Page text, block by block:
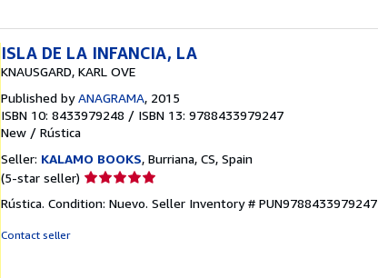
ISLA DE LA INFANCIA, LA
KNAUSGARD, KARL OVE
Published byANAGRAMA, 2015
ISBN 10: 8433979248 / ISBN 13: 9788433979247
New / Rústica
Seller: KALAMO BOOKS, Burriana, CS, Spain
(5-star seller) Seller
5
Rústica. Condition: Nuevo. Seller Inventory # PUN9788433979247
Contact seller